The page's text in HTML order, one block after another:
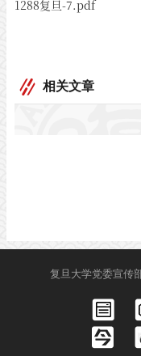
1288复旦-7.pdf
相关文章
复旦大学党委宣传